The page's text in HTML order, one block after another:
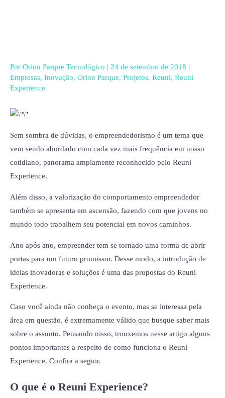
Por Orion Parque Tecnológico | 24 de setembro de 2018 |
Empresas, Inovação, Orion Parque, Projetos, Reuni, Reuni
Experience
Sem sombra de dúvidas, o empreendedorismo é um tema que
vem sendo abordado com cada vez mais frequência em nosso
cotidiano, panorama amplamente reconhecido pelo Reuni
Experience.
Além disso, a valorização do comportamento empreendedor
também se apresenta em ascensão, fazendo com que jovens no
mundo todo trabalhem seu potencial em novos caminhos.
Ano após ano, empreender tem se tornado uma forma de abrir
portas para um futuro promissor. Desse modo, a introdução de
ideias inovadoras e soluções é uma das propostas do Reuni
Experience.
Caso você ainda não conheça o evento, mas se interessa pela
área em questão, é extremamente válido que busque saber mais
sobre o assunto. Pensando nisso, trouxemos nesse artigo alguns
pontos importantes a respeito de como funciona o Reuni
Experience. Confira a seguir.
O que é o Reuni Experience?